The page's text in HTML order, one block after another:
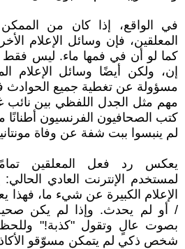
في الواقع، إذا كان من
المعلقين، فإن وسائل الإعلام
كما لو أن في فمها ماء. ليس
إن، ولكن أيضًا وسائل الإعلام
مسؤولة عن تغطية جميع الحوادث
مهم مثل الجدل اللفظي بين نائب
كتب الصحافيون الفرنسيون أطنانًا
لم ينبسوا ببت شفة عن وفاة
يعكس رد فعل المعلقين
لمستخدم الإنترنت العادي
الإعلام الكبيرة عن شيء ما،
/ أو لم يحدث. وإذا لم يكن
بصوت عالٍ وتقول "كذبة!"
شخص ذكي لم يتمكن مسوّقو